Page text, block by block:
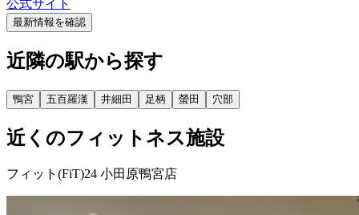
公式サイト
最新情報を確認
近隣の駅から探す
鴨宮 五百羅漢 井細田 足柄 螢田 穴部
近くのフィットネス施設
フィット(FiT)24 小田原鴨宮店